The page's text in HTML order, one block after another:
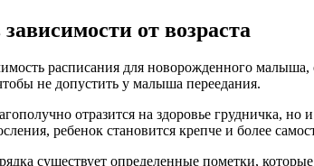
от возраста
расписания для новорожденного
не допустить у малыша переедания.
отразится на здоровье грудничка,
ребенок становится крепче и более
существует определенные пометки,